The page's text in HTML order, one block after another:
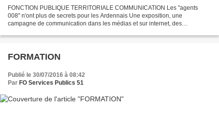
FONCTION PUBLIQUE TERRITORIALE COMMUNICATION Les "agents
008" n'ont plus de secrets pour les Ardennais Une exposition, une
campagne de communication dans les médias et sur internet, des
FORMATION
Publié le 30/07/2016 à 08:42
Par FO Services Publics 51